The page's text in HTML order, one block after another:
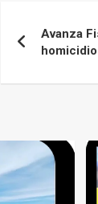
de
Avanza